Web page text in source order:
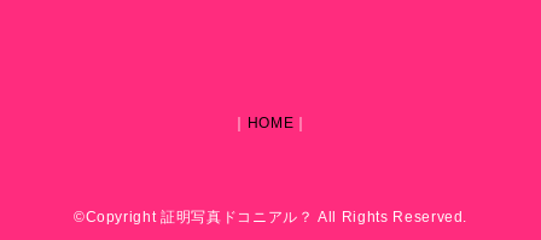
HOME
©Copyright 証明写真ドコニアル？ All Rights Reserved.